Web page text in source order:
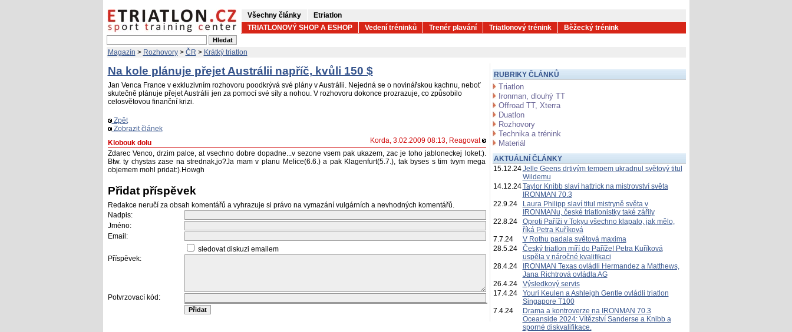
Všechny články
Etriatlon
TRIATLONOVÝ SHOP A ESHOP
Vedení tréninků Trenér plavání Triatlonový trénink Běžecký trénink
Magazín > Rozhovory> ČR > Krátký triatlon
Na kole plánuje přejet Austrálii napříč, kvůli 150 $
Jan Venca France v exkluzivním rozhovoru poodkrývá své plány v Austrálii. Nejedná se o novinářskou kachnu, neboť
skutečně plánuje přejet Austrálii jen za pomocí své síly a nohou. V rozhovoru dokonce prozrazuje, co způsobilo
celosvětovou finanční krizi.
Zpět
Zobrazit článek
Klobouk dolu
Korda, 3.02.2009 08:13, Reagovat
Zdarec Venco, drzim palce, at vsechno dobre dopadne...v sezone vsem pak ukazem, zac je toho jabloneckej loket:).
Btw. ty chystas zase na strednak,jo?Ja mam v planu Melice(6.6.) a pak Klagenfurt(5.7.), tak byses s tim tvym mega
objemem mohl pridat:).Howgh
Přidat příspěvek
Redakce neručí za obsah komentářů a vyhrazuje si právo na vymazání vulgárních a nevhodných komentářů.
Nadpis:
Jméno:
Email:
sledovat diskuzi emailem
Příspěvek:
Potvrzovací kód:
RUBRIKY ČLÁNKŮ
Triatlon
Ironman, dlouhý TT
Offroad TT, Xterra
Duatlon
Rozhovory
Technika a trénink
Materiál
AKTUÁLNÍ ČLÁNKY
15.12.24Jelle Geens drtivým tempem ukradnul světový titul
Wildemu
14.12.24Taylor Knibb slaví hattrick na mistrovství světa
IRONMAN 70.3
22.9.24
Laura Philipp slaví titul mistryně světa v
IRONMANu, české triatlonistky také zářily
22.8.24
Oproti Paříži v Tokyu všechno klapalo, jak mělo,
říká Petra Kuříková
7.7.24
V Rothu padala světová maxima
28.5.24
Český triatlon míří do Paříže! Petra Kuříková
uspěla v náročné kvalifikaci
28.4.24
IRONMAN Texas ovládli Hermandez a Matthews,
Jana Richtrová ovládla AG
26.4.24
Výsledkový servis
17.4.24
Youri Keulen a Ashleigh Gentle ovládli triatlon
Singapore T100
7.4.24
Drama a kontroverze na IRONMAN 70.3
Oceanside 2024: Vítězství Sanderse a Knibb a
sporné diskvalifikace.